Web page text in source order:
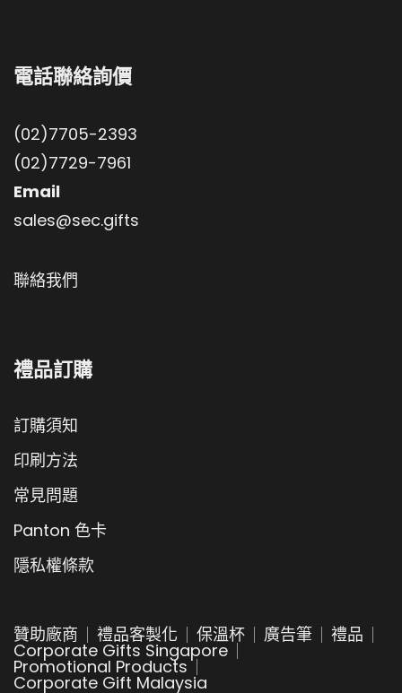
電話聯絡詢價
(02)7705-2393
(02)7729-7961
Email
sales@sec.gifts
聯絡我們
禮品訂購
訂購須知
印刷方法
常見問題
Panton 色卡
隱私權條款
贊助廠商 禮品客製化 保溫杯 廣告筆 禮品
Corporate Gifts Singapore
Promotional Products
Corporate Gift Malaysia